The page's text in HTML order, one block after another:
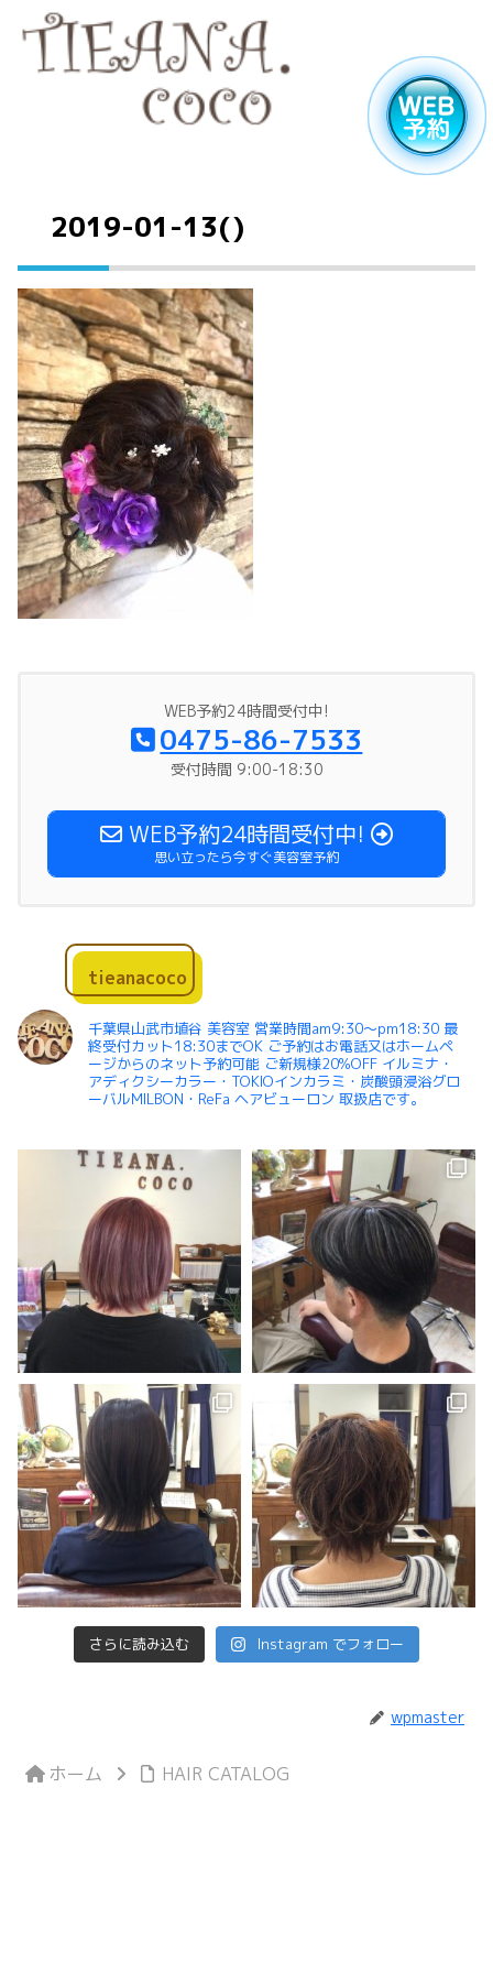
2019-01-13()
WEB予約24時間受付中!
0475-86-7533
受付時間 9:00-18:30
WEB予約24時間受付中!
思い立ったら今すぐ美容室予約
tieanacoco
千葉県山武市埴谷 美容室 営業時間am9:30〜pm18:30 最
終受付カット18:30までOK ご予約はお電話又はホームペ
ージからのネット予約可能 ご新規様20%OFF イルミナ・
アディクシーカラー・TOKIOインカラミ・炭酸頭浸浴グロ
ーバルMILBON・ReFa ヘアビューロン 取扱店です。
さらに読み込む Instagram でフォロー
wpmaster
ホーム HAIR CATALOG